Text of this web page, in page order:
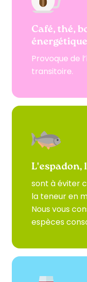
Café, thé,
Provoque de
transitoire.
L'espadon,
sont à éviter
la teneur en
Nous vous
espèces